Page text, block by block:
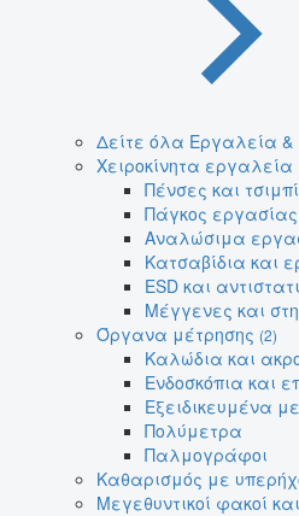
Δείτε όλα Εργαλεία &
Χειροκίνητα εργαλεία
Πένσες και
Πάγκος
Αναλώσιμα
Κατσαβίδια και
ESD και
Μέγγενες και
Όργανα μέτρησης (2)
Καλώδια και
Ενδοσκόπια και
Εξειδικευμένα
Πολύμετρα
Παλμογράφοι
Καθαρισμός με
Μεγεθυντικοί φακοί